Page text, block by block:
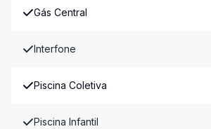
Gás Central
Interfone
Piscina Coletiva
Piscina Infantil